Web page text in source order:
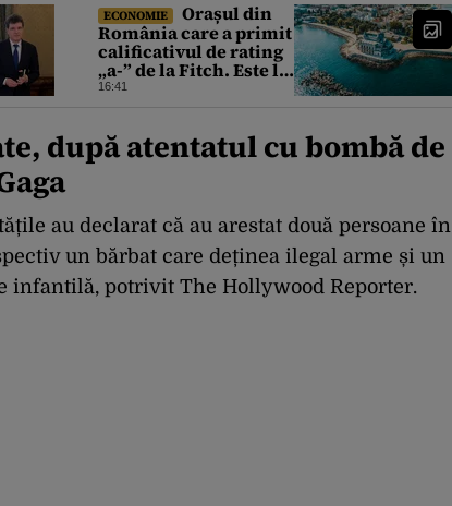
ECONOMIE
Orașul din
România care a primit
calificativul de rating
„a-” de la Fitch. Este la
același nivel cu
16:41
după atentatul cu bombă de
au declarat că au arestat două persoane în
un bărbat care deținea ilegal arme și un
infantilă, potrivit The Hollywood Reporter.